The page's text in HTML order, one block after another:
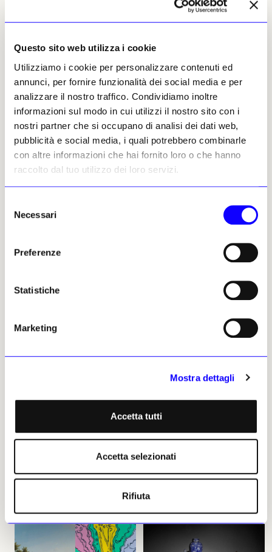
Questo sito web utilizza i cookie
Utilizziamo i cookie per personalizzare contenuti ed
annunci, per fornire funzionalità dei social media e per
analizzare il nostro traffico. Condividiamo inoltre
informazioni sul modo in cui utilizzi il nostro sito con i
nostri partner che si occupano di analisi dei dati web,
pubblicità e social media, i quali potrebbero combinarle
con altre informazioni che hai fornito loro o che hanno
raccolto dal tuo utilizzo dei loro servizi.
delNecessari
Preferenze
Statistiche
Marketing
Mostra dettagli
Accetta tutti
Accetta selezionati
Rifiuta
Lessico e iconografia della
Propaganda barocca
Alessandro Metlica fissa il
vocabolario e l’immaginario
del Seicento studiando i
concetti chiave del rapporto
tra potere e cultura
Beatrice Cumino
Svelati i simboli botanici
della «Primavera» di
Botticelli
Secondo Lucia T. Tomasi, che
ha identificato e schedato 40
specie di piante, si tratta del
dono per un matrimonio della
componenti della stessa
Una placca in pietra dura
probabilmente appartenuta a
d’ambra e un armadietto
alcuni degli oggetti in asta il 2
Beatrice Cumino
Venezia rispecchia
l’Arcadia
Monica Ferrando pubblica il
terzo volume della serie
ricostruzione della categoria
di Jacopo Sannazzaro
Beatrice Cumino
27 maggio 2024